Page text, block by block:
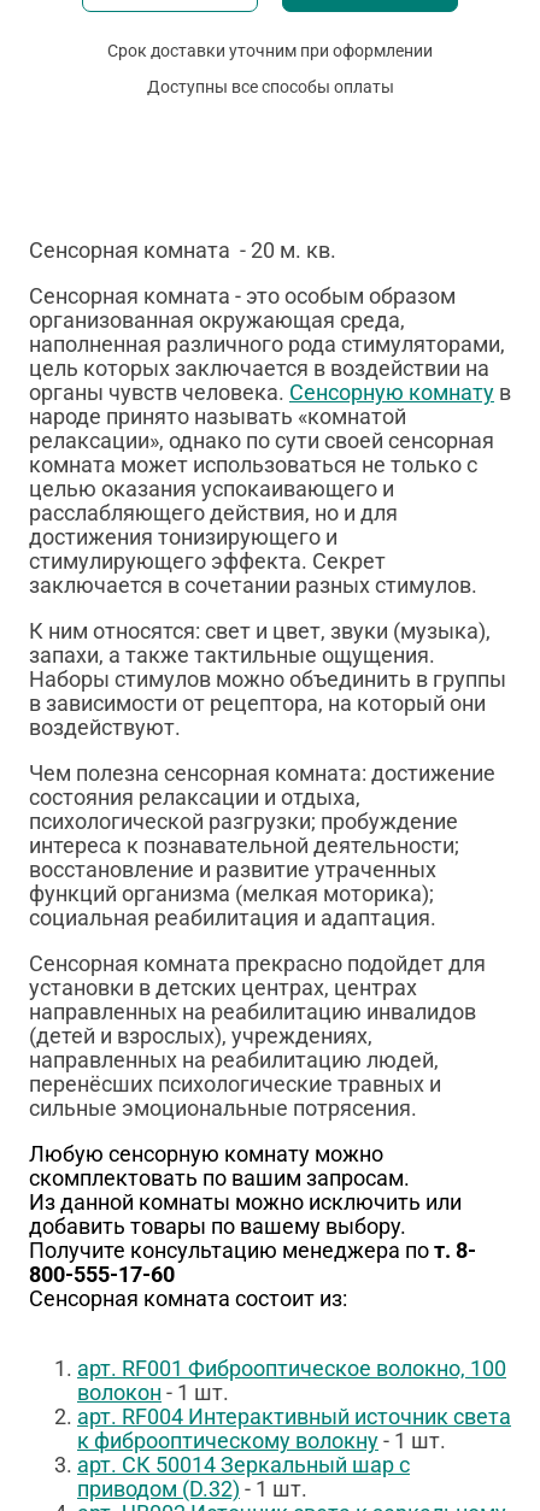
Срок доставки уточним при оформлении
Доступны все способы оплаты
Сенсорная комната - 20 м. кв.
Сенсорная комната - это особым образом
организованная окружающая среда,
наполненная различного рода стимуляторами,
цель которых заключается в воздействии на
органы чувств человека. Сенсорную комнату в
народе принято называть «комнатой
релаксации», однако по сути своей сенсорная
комната может использоваться не только с
целью оказания успокаивающего и
расслабляющего действия, но и для
достижения тонизирующего и
стимулирующего эффекта. Секрет
заключается в сочетании разных стимулов.
К ним относятся: свет и цвет, звуки (музыка),
запахи, а также тактильные ощущения.
Наборы стимулов можно объединить в группы
в зависимости от рецептора, на который они
воздействуют.
Чем полезна сенсорная комната: достижение
состояния релаксации и отдыха,
психологической разгрузки; пробуждение
интереса к познавательной деятельности;
восстановление и развитие утраченных
функций организма (мелкая моторика);
социальная реабилитация и адаптация.
Сенсорная комната прекрасно подойдет для
установки в детских центрах, центрах
направленных на реабилитацию инвалидов
(детей и взрослых), учреждениях,
направленных на реабилитацию людей,
перенёсших психологические травных и
сильные эмоциональные потрясения.
Любую сенсорную комнату можно
скомплектовать по вашим запросам.
Из данной комнаты можно исключить или
добавить товары по вашему выбору.
Получите консультацию менеджера пот. 8-
800-555-17-60
Сенсорная комната состоит из:
арт. RF001 Фиброоптическое волокно, 100
волокон - 1 шт.
арт. RF004 Интерактивный источник света
к фиброоптическому волокну- 1 шт.
арт. СК 50014 Зеркальный шар с
приводом (D.32) - 1 шт.